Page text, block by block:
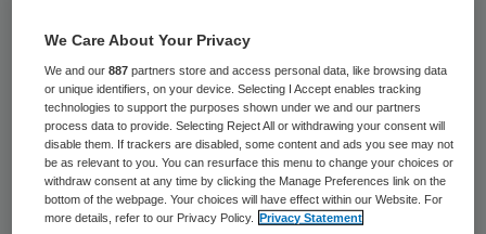
sinds 12 maart 360.000 patiënten minder
dan normaal naar het ziekenhuis
doorverwezen. Ook zijn behandelingen van
naar schatting 290.500 mensen in het
ziekenhuis niet doorgegaan na een
doorverwijzing. Dat maakte de Nederlandse
We Care About Your Privacy
We and our887 partners store and access personal data, like browsing data
or unique identifiers, on your device. Selecting I Accept enables tracking
technologies to support the purposes shown under we and our partners
process data to provide. Selecting Reject All or withdrawing your consent will
disable them. If trackers are disabled, some content and ads you see may not
be as relevant to you. You can resurface this menu to change your choices or
withdraw consent at any time by clicking the Manage Preferences link on the
bottom of the webpage. Your choices will have effect within our Website. For
more details, refer to our Privacy Policy.
Privacy Statement